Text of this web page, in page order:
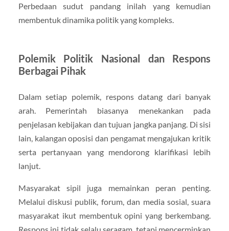
Perbedaan sudut pandang inilah yang kemudian
membentuk dinamika politik yang kompleks.
Polemik Politik Nasional dan Respons
Berbagai Pihak
Dalam setiap polemik, respons datang dari banyak
arah. Pemerintah biasanya menekankan pada
penjelasan kebijakan dan tujuan jangka panjang. Di sisi
lain, kalangan oposisi dan pengamat mengajukan kritik
serta pertanyaan yang mendorong klarifikasi lebih
lanjut.
Masyarakat sipil juga memainkan peran penting.
Melalui diskusi publik, forum, dan media sosial, suara
masyarakat ikut membentuk opini yang berkembang.